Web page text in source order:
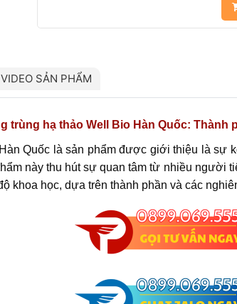
VIDEO SẢN PHẨM
hạ thảo Well Bio Hàn Quốc: Thành
Quốc là sản phẩm được giới thiệu là
này thu hút sự quan tâm từ nhiều người
khoa học, dựa trên thành phần và các